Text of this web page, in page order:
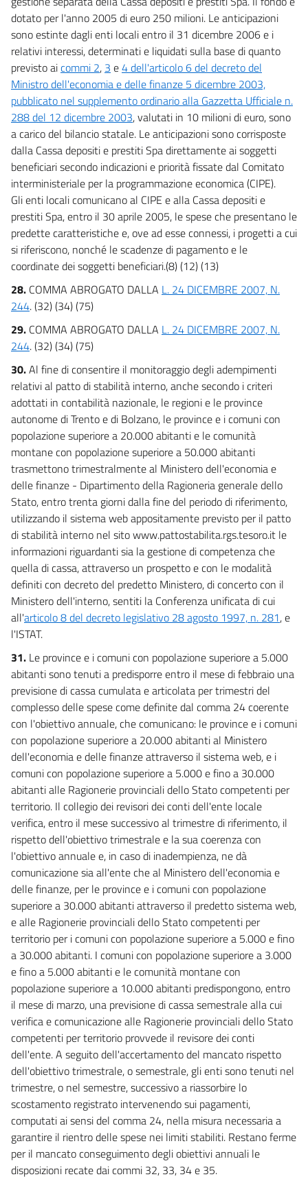
dotato per l'anno 2005 di euro 250 milioni. Le anticipazioni
sono estinte dagli enti locali entro il 31 dicembre 2006 e i
relativi interessi, determinati e liquidati sulla base di quanto
previsto aicommi 2, 3 e4 dell'articolo 6 del decreto del
Ministro dell'economia e delle finanze 5 dicembre 2003,
pubblicato nel supplemento ordinario alla Gazzetta Ufficiale n.
288 del 12 dicembre 2003, valutati in 10 milioni di euro, sono
a carico del bilancio statale. Le anticipazioni sono corrisposte
dalla Cassa depositi e prestiti Spa direttamente ai soggetti
beneficiari secondo indicazioni e priorità fissate dal Comitato
interministeriale per la programmazione economica (CIPE).
Gli enti locali comunicano al CIPE e alla Cassa depositi e
prestiti Spa, entro il 30 aprile 2005, le spese che presentano le
predette caratteristiche e, ove ad esse connessi, i progetti a cui
si riferiscono, nonché le scadenze di pagamento e le
coordinate dei soggetti beneficiari.(8) (12) (13)
28. COMMA ABROGATO DALLA L. 24 DICEMBRE 2007, N.
244. (32) (34) (75)
29. COMMA ABROGATO DALLA L. 24 DICEMBRE 2007, N.
244. (32) (34) (75)
30.Al fine di consentire il monitoraggio degli adempimenti
relativi al patto di stabilità interno, anche secondo i criteri
adottati in contabilità nazionale, le regioni e le province
autonome di Trento e di Bolzano, le province e i comuni con
popolazione superiore a 20.000 abitanti e le comunità
montane con popolazione superiore a 50.000 abitanti
trasmettono trimestralmente al Ministero dell'economia e
delle finanze - Dipartimento della Ragioneria generale dello
Stato, entro trenta giorni dalla fine del periodo di riferimento,
utilizzando il sistema web appositamente previsto per il patto
di stabilità interno nel sito www.pattostabilita.rgs.tesoro.it le
informazioni riguardanti sia la gestione di competenza che
quella di cassa, attraverso un prospetto e con le modalità
definiti con decreto del predetto Ministero, di concerto con il
Ministero dell'interno, sentiti la Conferenza unificata di cui
all'articolo 8 del decreto legislativo 28 agosto 1997, n. 281, e
l'ISTAT.
31. Le province e i comuni con popolazione superiore a 5.000
abitanti sono tenuti a predisporre entro il mese di febbraio una
previsione di cassa cumulata e articolata per trimestri del
complesso delle spese come definite dal comma 24 coerente
con l'obiettivo annuale, che comunicano: le province e i comuni
con popolazione superiore a 20.000 abitanti al Ministero
dell'economia e delle finanze attraverso il sistema web, e i
comuni con popolazione superiore a 5.000 e fino a 30.000
abitanti alle Ragionerie provinciali dello Stato competenti per
territorio. Il collegio dei revisori dei conti dell'ente locale
verifica, entro il mese successivo al trimestre di riferimento, il
rispetto dell'obiettivo trimestrale e la sua coerenza con
l'obiettivo annuale e, in caso di inadempienza, ne dà
comunicazione sia all'ente che al Ministero dell'economia e
delle finanze, per le province e i comuni con popolazione
superiore a 30.000 abitanti attraverso il predetto sistema web,
e alle Ragionerie provinciali dello Stato competenti per
territorio per i comuni con popolazione superiore a 5.000 e fino
a 30.000 abitanti. I comuni con popolazione superiore a 3.000
e fino a 5.000 abitanti e le comunità montane con
popolazione superiore a 10.000 abitanti predispongono, entro
il mese di marzo, una previsione di cassa semestrale alla cui
verifica e comunicazione alle Ragionerie provinciali dello Stato
competenti per territorio provvede il revisore dei conti
dell'ente. A seguito dell'accertamento del mancato rispetto
dell'obiettivo trimestrale, o semestrale, gli enti sono tenuti nel
trimestre, o nel semestre, successivo a riassorbire lo
scostamento registrato intervenendo sui pagamenti,
computati ai sensi del comma 24, nella misura necessaria a
garantire il rientro delle spese nei limiti stabiliti. Restano ferme
per il mancato conseguimento degli obiettivi annuali le
disposizioni recate dai commi 32, 33, 34 e 35.